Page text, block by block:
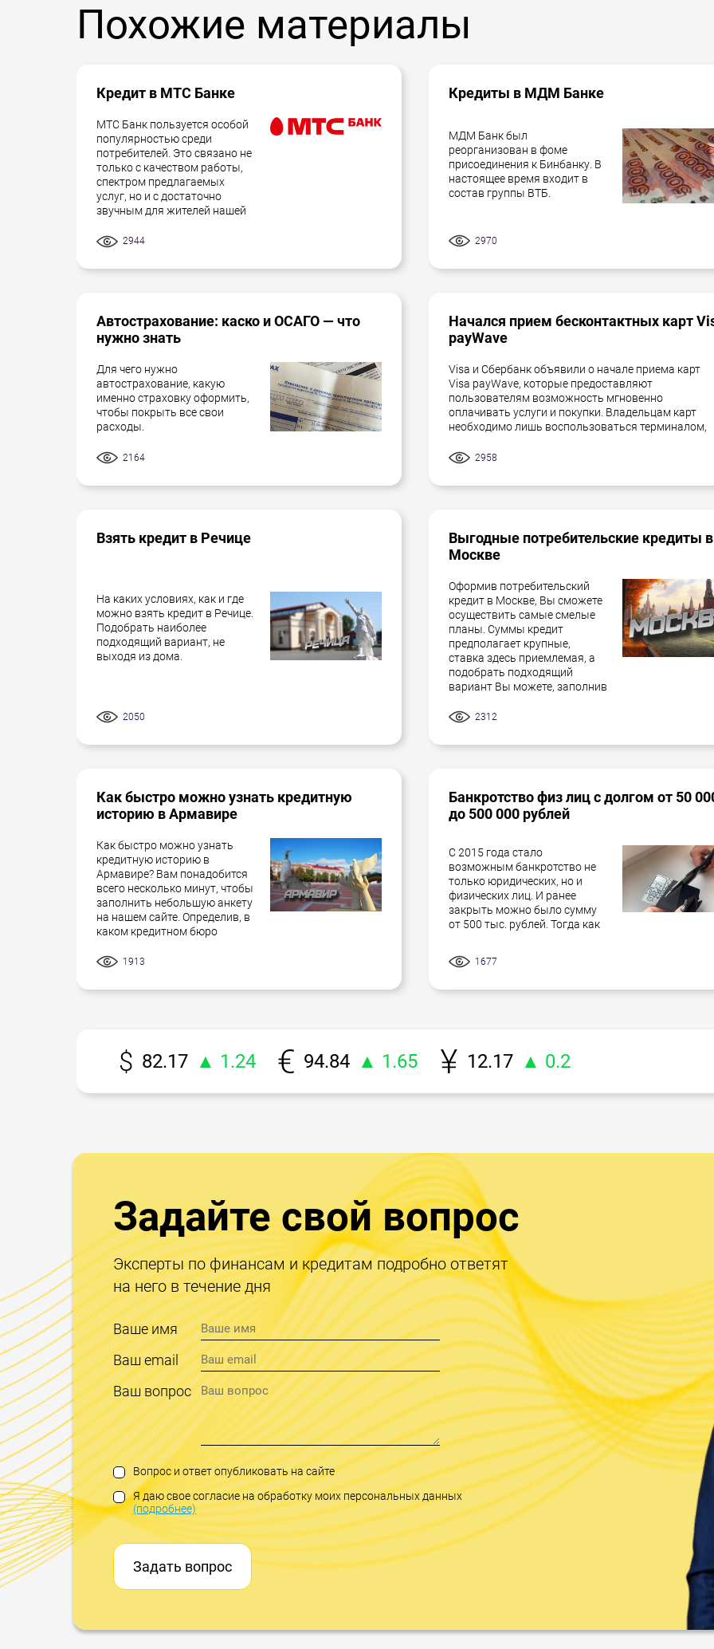
Похожие материалы
Кредит в МТС Банке
МТС Банк пользуется особой
популярностью среди
потребителей. Это связано не
только с качеством работы,
спектром предлагаемых
услуг, но и с достаточно
звучным для жителей нашей
2944
Кредиты в МДМ Банке
МДМ Банк был
реорганизован в фоме
присоединения к Бинбанку. В
настоящее время входит в
состав группы ВТБ.
2970
Автострахование: каско и ОСАГО — что
нужно знать
Для чего нужно
автострахование, какую
именно страховку оформить,
чтобы покрыть все свои
расходы.
2164
Начался прием бесконтактных карт
payWave
Visa и Сбербанк объявили о начале приема карт
Visa payWave, которые предоставляют
пользователям возможность мгновенно
оплачивать услуги и покупки. Владельцам карт
необходимо лишь воспользоваться терминалом,
2958
Взять кредит в Речице
На каких условиях, как и где
можно взять кредит в Речице.
Подобрать наиболее
подходящий вариант, не
выходя из дома.
2050
Выгодные потребительские кредиты в
Москве
Оформив потребительский
кредит в Москве, Вы сможете
осуществить самые смелые
планы. Суммы кредит
предполагает крупные,
ставка здесь приемлемая, а
подобрать подходящий
вариант Вы можете, заполнив
2312
Как быстро можно узнать кредитную
историю в Армавире
Как быстро можно узнать
кредитную историю в
Армавире? Вам понадобится
всего несколько минут, чтобы
заполнить небольшую анкету
на нашем сайте. Определив, в
каком кредитном бюро
1913
Банкротство физ лиц с долгом от 50
до 500 000 рублей
С 2015 года стало
возможным банкротство не
только юридических, но и
физических лиц. И ранее
закрыть можно было сумму
от 500 тыс. рублей. Тогда как
1677
82.17 ▲ 1.24 94.84 ▲ 1.65 12.17 ▲ 0.2
Задайте свой вопрос
Эксперты по финансам и кредитам подробно ответят
на него в течение дня
Ваше имя
Ваш email
Ваш вопрос
Вопрос и ответ опубликовать на сайте
Я даю свое согласие на обработку моих персональных данных
(подробнее)
Задать вопрос